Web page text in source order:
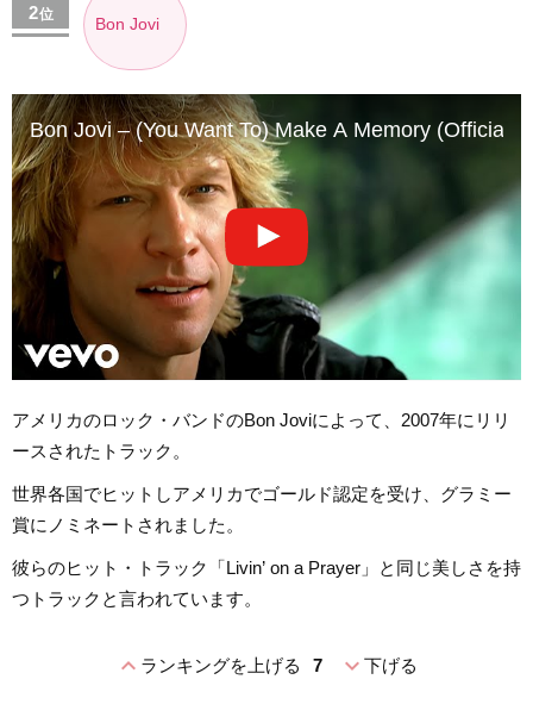
Bon Jovi
2位
Bon Jovi – (You Want To) Make A Memory (Official
アメリカのロック・バンドのBon Joviによって、2007年にリリ
ースされたトラック。
世界各国でヒットしアメリカでゴールド認定を受け、グラミー
賞にノミネートされました。
彼らのヒット・トラック「Livin’ on a Prayer」と同じ美しさを持
つトラックと言われています。
expand_lessランキングを上げる 7 expand_more下げる